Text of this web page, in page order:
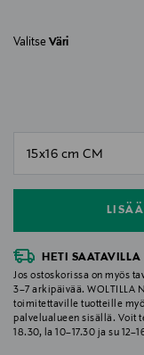
Valitse Väri
HETI SAATAVILLA
Jos ostoskorissa on myös
3–7 arkipäivää. WOLTILLA
toimitettaville tuotteille
palvelualueen sisällä. Voit
18.30, la 10–17.30 ja su